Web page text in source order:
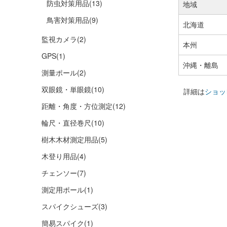
防虫対策用品(13)
鳥害対策用品(9)
監視カメラ(2)
GPS(1)
測量ポール(2)
双眼鏡・単眼鏡(10)
距離・角度・方位測定(12)
輪尺・直径巻尺(10)
樹木木材測定用品(5)
木登り用品(4)
チェンソー(7)
測定用ポール(1)
スパイクシューズ(3)
簡易スパイク(1)
地域
北海道
本州
沖縄・離島
詳細はショ